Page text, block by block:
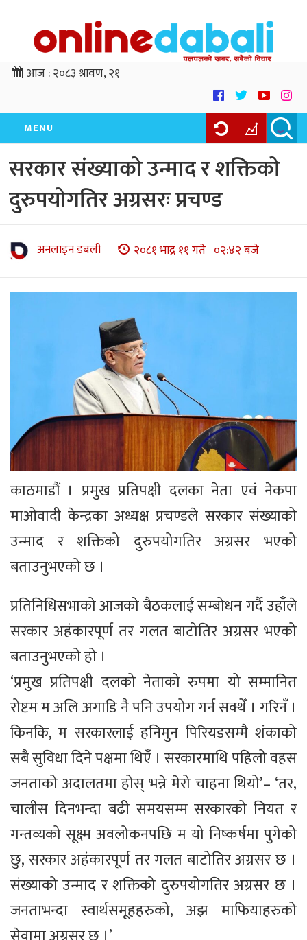
आज :२०८३ श्रावण, २१
MENU
सरकार संख्याको उन्माद र शक्तिको
दुरुपयोगतिर अग्रसरः प्रचण्ड
अनलाइन डबली २०८१ भाद्र ११ गते ०२:४२ बजे
काठमाडौं । प्रमुख प्रतिपक्षी दलका नेता एवं नेकपा
माओवादी केन्द्रका अध्यक्ष प्रचण्डले सरकार संख्याको
उन्माद र शक्तिको दुरुपयोगतिर अग्रसर भएको
बताउनुभएको छ ।
प्रतिनिधिसभाको आजको बैठकलाई सम्बोधन गर्दै उहाँले
सरकार अहंकारपूर्ण तर गलत बाटोतिर अग्रसर भएको
बताउनुभएको हो ।
‘प्रमुख प्रतिपक्षी दलको नेताको रुपमा यो सम्मानित
रोष्टम म अलि अगाडि नै पनि उपयोग गर्न सक्थेँ । गरिनँ ।
किनकि, म सरकारलाई हनिमुन पिरियडसम्मै शंकाको
सबै सुविधा दिने पक्षमा थिएँ । सरकारमाथि पहिलो वहस
जनताको अदालतमा होस् भन्ने मेरो चाहना थियो’– ‘तर,
चालीस दिनभन्दा बढी समयसम्म सरकारको नियत र
गन्तव्यको सूक्ष्म अवलोकनपछि म यो निष्कर्षमा पुगेको
छु, सरकार अहंकारपूर्ण तर गलत बाटोतिर अग्रसर छ ।
संख्याको उन्माद र शक्तिको दुरुपयोगतिर अग्रसर छ ।
जनताभन्दा स्वार्थसमूहहरुको, अझ माफियाहरुको